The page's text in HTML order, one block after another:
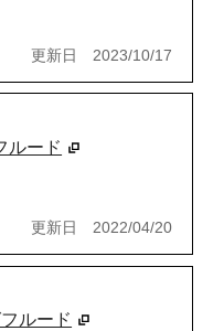
更新日 2023/10/17
ルード
更新日 2022/04/20
ルード